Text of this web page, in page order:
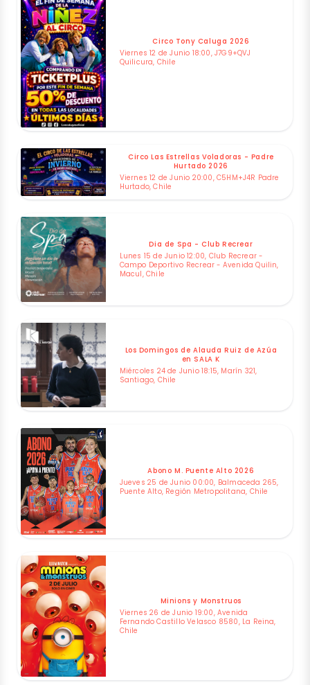
Circo Tony Caluga 2026
Viernes 12 de Junio 18:00, J7G9+QVJ
Quilicura, Chile
Circo Las Estrellas Voladoras - Padre
Hurtado 2026
Viernes 12 de Junio 20:00, C5HM+J4R Padre
Hurtado, Chile
Dia de Spa - Club Recrear
Lunes 15 de Junio 12:00, Club Recrear -
Campo Deportivo Recrear - Avenida Quilin,
Macul, Chile
Los Domingos de Alauda Ruiz de Azúa
en SALA K
Miércoles 24 de Junio 18:15, Marín 321,
Santiago, Chile
Abono M. Puente Alto 2026
Jueves 25 de Junio 00:00, Balmaceda 265,
Puente Alto, Región Metropolitana, Chile
Minions y Monstruos
Viernes 26 de Junio 19:00, Avenida
Fernando Castillo Velasco 8580, La Reina,
Chile